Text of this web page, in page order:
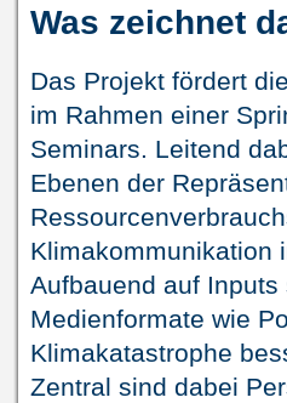
Was zeichnet
Das Projekt fördert
im Rahmen einer
Seminars. Leitend
Ebenen der
Klimakommunikation
Aufbauend auf
Medienformate wie
Klimakatastrophe
Zentral sind dabei